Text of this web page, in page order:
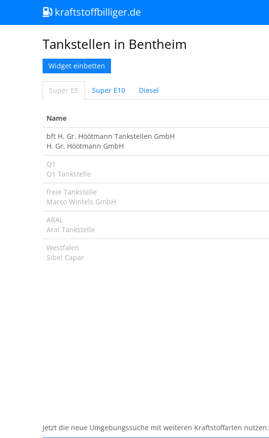
kraftstoffbilliger.de
Tankstellen in Bentheim
Widget einbetten
Super E5 Super E10 Diesel
Name
bft H. Gr. Höötmann Tankstellen GmbH
H. Gr. Höötmann GmbH
Q1
Q1 Tankstelle
freie Tankstelle
Marco Wintels GmbH
ARAL
Aral Tankstelle
Westfalen
Sibel Capar
Jetzt die neue Umgebungssuche mit weiteren Kraftstoffarten nutzen: